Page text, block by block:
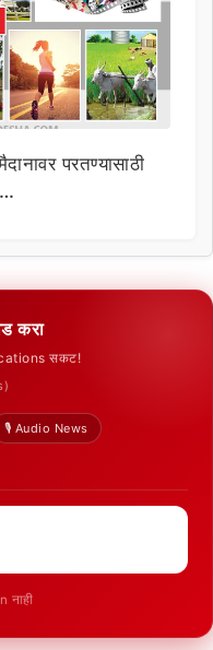
परतण्यासाठी
करा
सकट!
🎙️ Audio News
नाही